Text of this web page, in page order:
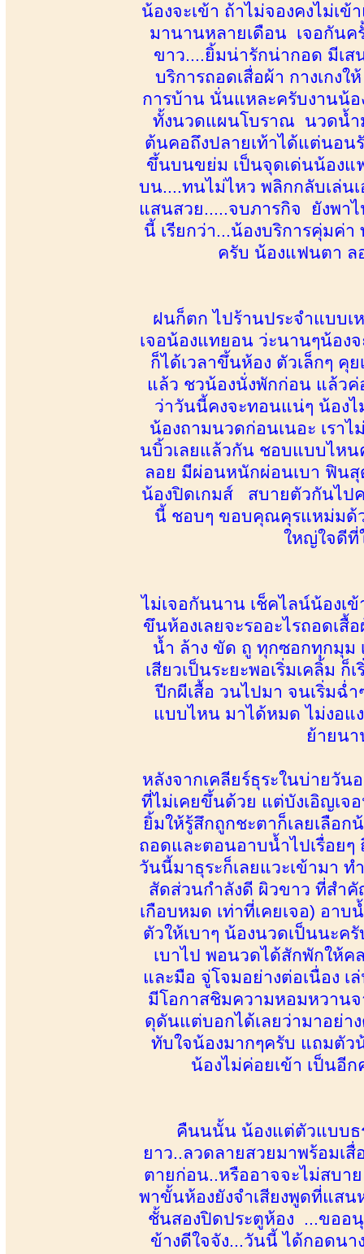
น้องจะเข้า ถ้าไม่จองคงไม่เ
มานานหลายเดือน เจอกันค
ขาว....ยิ้มน่ารักน่ากอด มีเ
บริการถอดเสื่อผ้า กางเกง
การบ้าน นั่นแหละครับงานน้
ทั้งนวดแผนโบราณ นวดน้ำ
ต้นคอถึงปลายเท้าได้แต่นอน
ขึ้นบนขย่ม เป็นจุดเด่นน้องแ
บน....ทนไม่ไหว พลิกกลับเล่น
แสนสวย.....จบภารกิจ ยังพา
นี้ เรียกว่า...น้องบริการคุ่ม
ครับ น้องแฟนตา ล
ฝนก็ตก ไปร้านประจำแบบเ
เจอน้องแทยอน ว่ะนานๆน้อง
ก็ได้เวลาขึ้นห้อง ตัวเล็กๆ
แล้ว ชวน้องนั่งพักก่อน แล้ว
ว่าวันนี้คงจะทอนแน่ๆ น้อง
น้องถามนวดก่อนเนอะ เรา
นบิ้วเลยแล้วกัน ชอบแบบไห
ลอย มีผ่อนหนักผ่อนเบา ฟิน
น้องปิดเกมส์ สบายตัวกันไป
นี้ ชอบๆ ขอบคุณคุรแหม่มด้
ใหญ่ใจดีที่
ไม่เจอกันนาน เช็คไลน์น้องเ
ขึนห้องเลยจะรออะไรถอดเ
น้ำ ล้าง ขัด ถู ทุกซอกทุกมุม
เสียวเป็นระยะพอเริ่มเคลิ้ม
ปีกผีเสื้อ วนไปมา จนเริ่มฉ่
แบบไหน มาได้หมด ไม่งอแ
ย้ายนา
หลังจากเคลียร์ธุระในบ่ายวัน
ที่ไม่เคยขึ้นด้วย แต่บังเอิญเจ
ยิ้มให้รู้สึกถูกชะตาก็เลยเลือ
ถอดและตอนอาบน้ำไปเรื่อยๆ
วันนี้มาธุระก็เลยแวะเข้ามา
สัดส่วนกำลังดี ผิวขาว ที่สำ
เกือบหมด เท่าที่เคยเจอ) อาบ
ตัวให้เบาๆ น้องนวดเป็นนะ
เบาไป พอนวดได้สักพักให้ค
และมือ จู่โจมอย่างต่อเนื่อง เ
มีโอกาสชิมความหอมหวาน
ดุดันแต่บอกได้เลยว่ามาอย่า
ทับใจน้องมากๆครับ แถมตัว
น้องไม่ค่อยเข้า เป็นอี
คืนนนั้น น้องแต่ตัวแบบธ
ยาว..ลวดลายสวยมาพร้อมเ
ตายก่อน..หรืออาจจะไม่สบา
พาขั้นห้องยังจำเสียงพูดที่แส
ชั้นสองปิดประตูห้อง ...ขออ
ข้างดีใจจัง...วันนี้ ได้กอดน